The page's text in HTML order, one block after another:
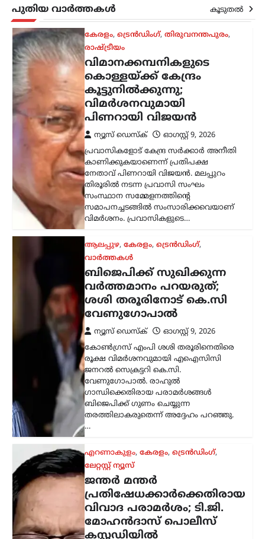
പുതിയ വാർത്തകൾ കൂടുതൽ
വിമർശനം. പ്രവാസികളുടെ…
ആലപ്പുഴ,കേരളം,ട്രെൻഡിംഗ്,
വാർത്തകൾ
ബിജെപിക്ക് സുഖിക്കുന്ന
വര്‍ത്തമാനം പറയരുത്;
ശശി തരൂരിനോട് കെ.സി
വേണുഗോപാൽ
ന്യൂസ് ഡെസ്ക്
ഓഗസ്റ്റ്‌ 9, 2026
കോൺഗ്രസ് എംപി ശശി തരൂരിനെതിരെ
രൂക്ഷ വിമർശനവുമായി എഐസിസി
ജനറൽ സെക്രട്ടറി കെ.സി.
വേണുഗോപാൽ. രാഹുൽ
ഗാന്ധിക്കെതിരായ പരാമർശങ്ങൾ
ബിജെപിക്ക് ഗുണം ചെയ്യുന്ന
തരത്തിലാകരുതെന്ന് അദ്ദേഹം പറഞ്ഞു.
…
എറണാകുളം,കേരളം,ട്രെൻഡിംഗ്
ലേറ്റസ്റ്റ് ന്യൂസ്
ജന്തർ മന്തർ
പ്രതിഷേധക്കാർക്കെതിരായ
വിവാദ പരാമർശം; ടി.ജി.
മോഹൻദാസ് പൊലീസ്
കസ്റ്റഡിയിൽ
ന്യൂസ് ഡെസ്ക്
ഓഗസ്റ്റ്‌ 9, 2026
ഡൽഹിയിലെ ജന്തർ മന്തറിൽ സമരം
നടത്തിയ വിദ്യാർഥികളെ അധിക്ഷേപിച്ച
സംഭവത്തിൽ ആർഎസ്എസ് നേതാവ്
ടി.ജി. മോഹൻദാസിനെ പൊലീസ്
കസ്റ്റഡിയിലെടുത്തു. മട്ടാഞ്ചേരി
ചെറളായിയിലെ വസതിയിലെത്തിയാണ്
തിരുവനന്തപുരം സൈബർ പൊലീസ്…
അന്താരാഷ്ട്രം,ട്രെൻഡിംഗ്,
ലേറ്റസ്റ്റ് ന്യൂസ്
തുർക്ക്മെനിസ്ഥാൻ,
ഇറാൻ, അഫ്ഗാനിസ്ഥാൻ,
പാകിസ്ഥാൻ വഴി ഇന്ത്യ;
റെയിൽ ഇടനാഴി
വികസിപ്പിക്കാൻ റഷ്യ